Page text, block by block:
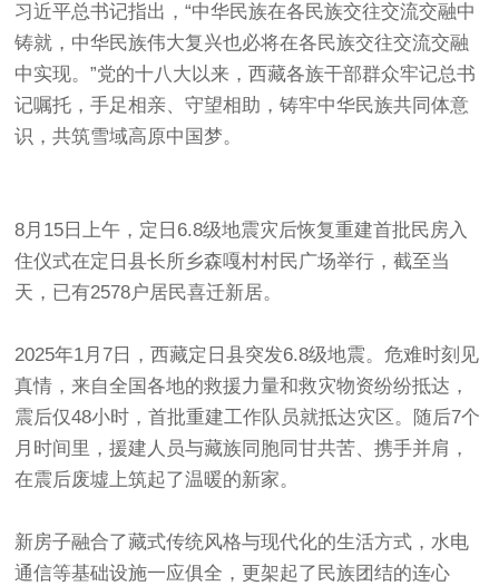
习近平总书记指出，“中华民族在各民族交往交流交融中
铸就，中华民族伟大复兴也必将在各民族交往交流交融
中实现。”党的十八大以来，西藏各族干部群众牢记总书
记嘱托，手足相亲、守望相助，铸牢中华民族共同体意
识，共筑雪域高原中国梦。
8月15日上午，定日6.8级地震灾后恢复重建首批民房入
住仪式在定日县长所乡森嘎村村民广场举行，截至当
天，已有2578户居民喜迁新居。
2025年1月7日，西藏定日县突发6.8级地震。危难时刻见
真情，来自全国各地的救援力量和救灾物资纷纷抵达，
震后仅48小时，首批重建工作队员就抵达灾区。随后7个
月时间里，援建人员与藏族同胞同甘共苦、携手并肩，
在震后废墟上筑起了温暖的新家。
新房子融合了藏式传统风格与现代化的生活方式，水电
通信等基础设施一应俱全，更架起了民族团结的连心